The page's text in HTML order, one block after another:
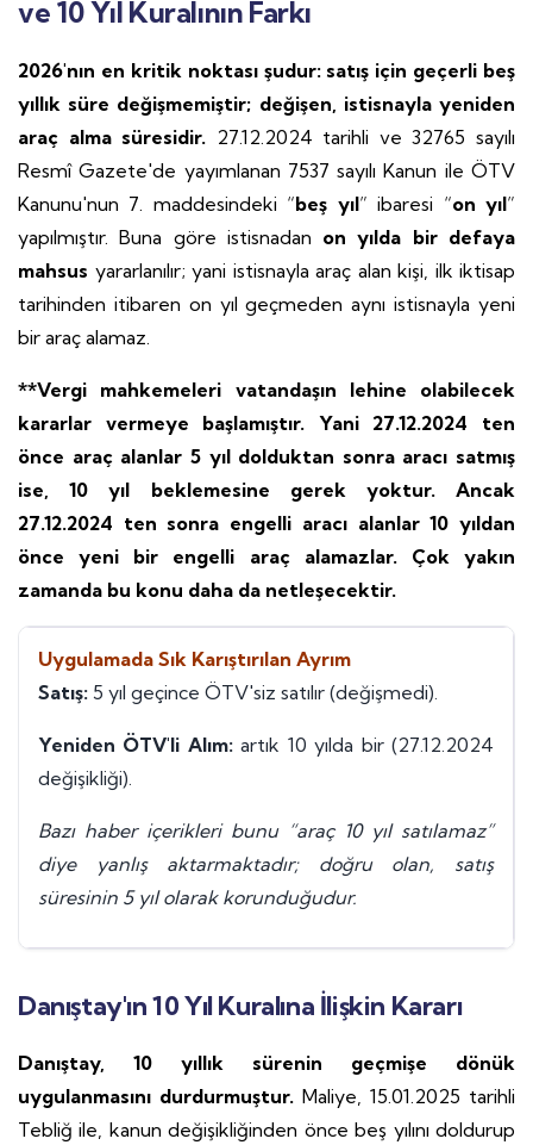
ve 10 Yıl Kuralının Farkı
2026'nın en kritik noktası şudur: satış için geçerli beş
yıllık süre değişmemiştir; değişen, istisnayla yeniden
araç alma süresidir. 27.12.2024 tarihli ve 32765 sayılı
Resmî Gazete'de yayımlanan 7537 sayılı Kanun ile ÖTV
Kanunu'nun 7. maddesindeki “beş yıl” ibaresi “on yıl”
yapılmıştır. Buna göre istisnadan on yılda bir defaya
mahsus yararlanılır; yani istisnayla araç alan kişi, ilk iktisap
tarihinden itibaren on yıl geçmeden aynı istisnayla yeni
bir araç alamaz.
**Vergi mahkemeleri vatandaşın lehine olabilecek
kararlar vermeye başlamıştır. Yani 27.12.2024 ten
önce araç alanlar 5 yıl dolduktan sonra aracı satmış
ise, 10 yıl beklemesine gerek yoktur. Ancak
27.12.2024 ten sonra engelli aracı alanlar 10 yıldan
önce yeni bir engelli araç alamazlar. Çok yakın
zamanda bu konu daha da netleşecektir.
Uygulamada Sık Karıştırılan Ayrım
Satış: 5 yıl geçince ÖTV'siz satılır (değişmedi).
Yeniden ÖTV'li Alım:artık 10 yılda bir (27.12.2024
değişikliği).
Bazı haber içerikleri bunu “araç 10 yıl satılamaz”
diye yanlış aktarmaktadır; doğru olan, satış
süresinin 5 yıl olarak korunduğudur.
Danıştay'ın 10 Yıl Kuralına İlişkin Kararı
Danıştay, 10 yıllık sürenin geçmişe dönük
uygulanmasını durdurmuştur. Maliye, 15.01.2025 tarihli
Tebliğ ile, kanun değişikliğinden önce beş yılını doldurup